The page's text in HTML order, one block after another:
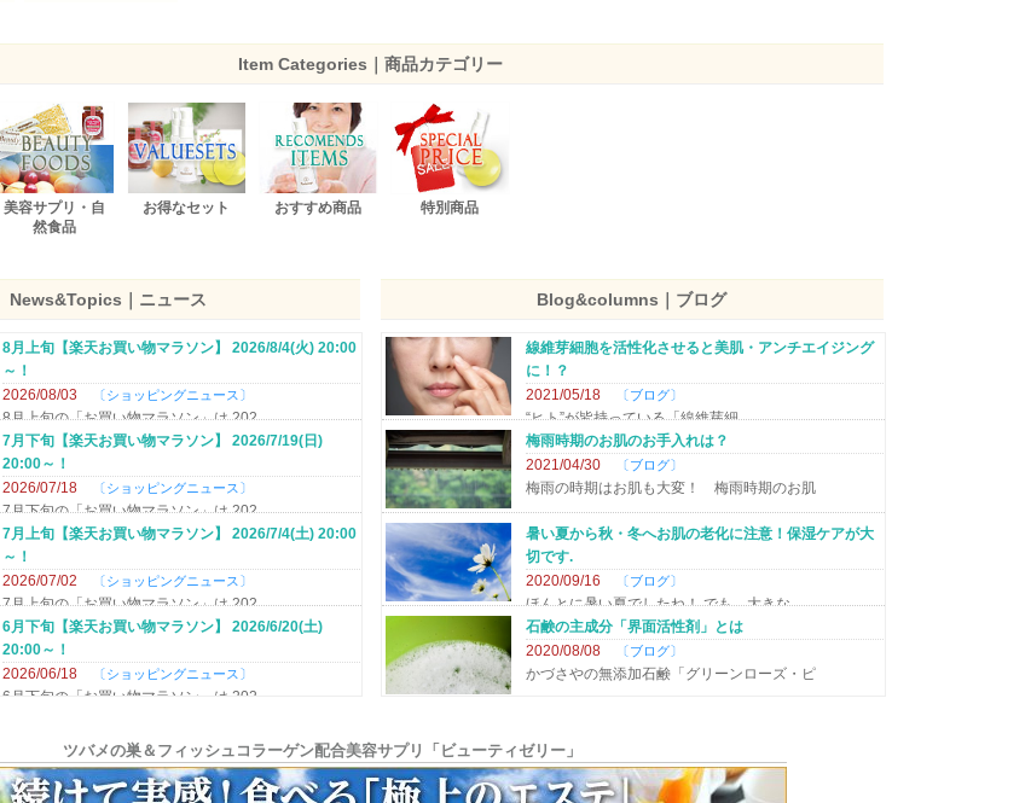
Item Categories｜商品カテゴリー
美容サプリ・自
然食品
お得なセット おすすめ商品 特別商品
News&Topics｜ニュース
8月上旬【楽天お買い物マラソン】 2026/8/4(火) 20:00
～！
2026/08/03
ショッピングニュース
8月上旬の「お買い物マラソン」は 202
7月下旬【楽天お買い物マラソン】 2026/7/19(日)
20:00～！
2026/07/18
ショッピングニュース
7月下旬の「お買い物マラソン」は 202
7月上旬【楽天お買い物マラソン】 2026/7/4(土) 20:00
～！
2026/07/02
ショッピングニュース
7月上旬の「お買い物マラソン」は 202
6月下旬【楽天お買い物マラソン】 2026/6/20(土)
20:00～！
2026/06/18
ショッピングニュース
6月下旬の「お買い物マラソン」は 202
2026/06/02
ショッピングニュース
6月上旬の「楽天スーパーセール」は 20
Blog&columns｜ブログ
線維芽細胞を活性化させると美肌・アンチエイジング
に！？
2021/05/18
ブログ
“ヒト”が皆持っている「線維芽細
梅雨時期のお肌のお手入れは？
2021/04/30
ブログ
梅雨の時期はお肌も大変！ 梅雨時期のお肌
暑い夏から秋・冬へお肌の老化に注意！保湿ケアが大
切です.
2020/09/16
ブログ
ほんとに暑い夏でしたね！ でも、大きな
石鹸の主成分「界面活性剤」とは
2020/08/08
ブログ
かづさやの無添加石鹸「グリーンローズ・ピ
ウイルス破壊力」
2020/05/01
ブログ
Yahooニュースに、現代ビジネスの「自
ツバメの巣＆フィッシュコラーゲン配合美容サプリ「ビューティゼリー」